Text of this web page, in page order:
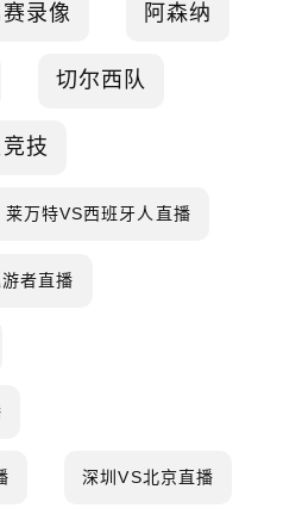
赛录像 阿森纳
切尔西队
技
莱万特VS西班牙人直播
者直播
深圳VS北京直播